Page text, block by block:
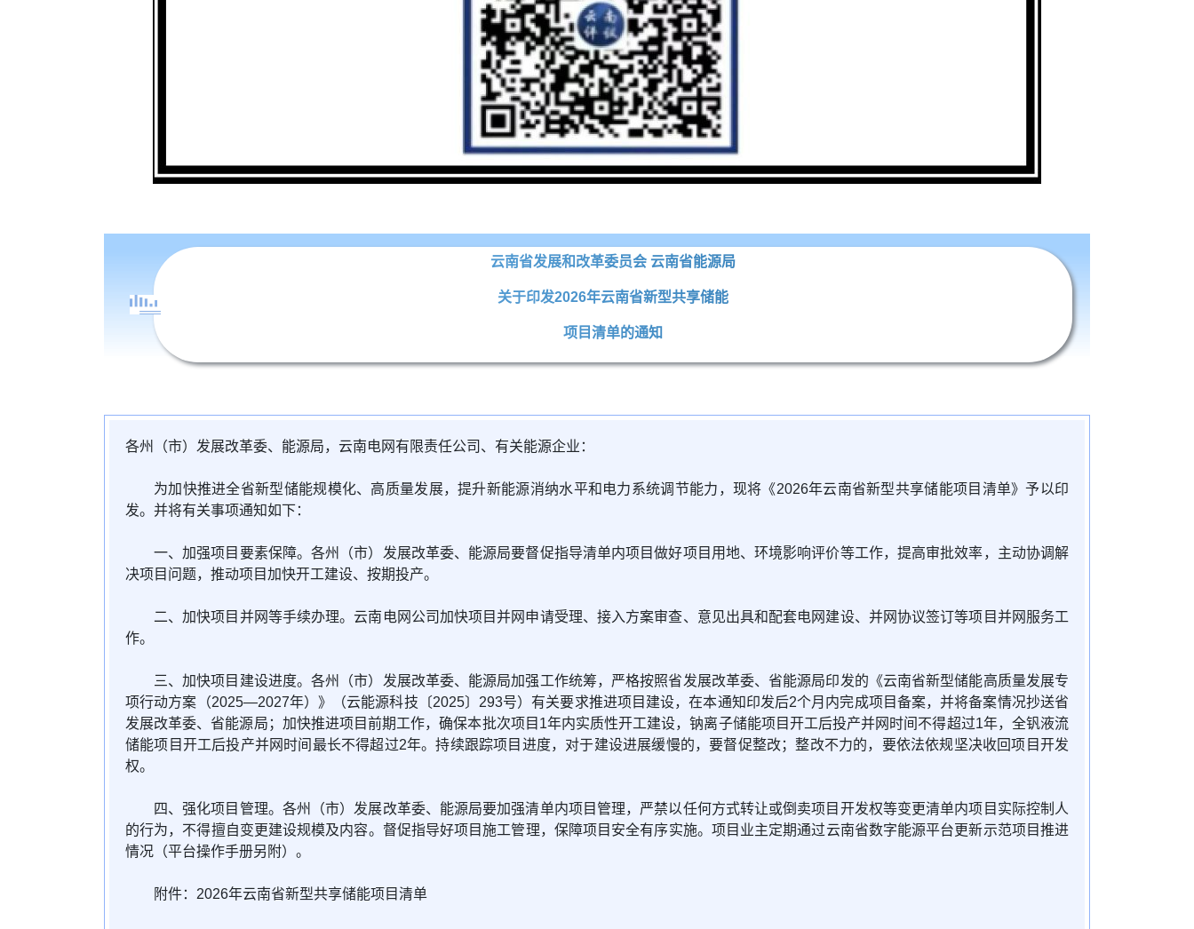
云南省发展和改革委员会 云南省能源局
关于印发2026年云南省新型共享储能
项目清单的通知
各州（市）发展改革委、能源局，云南电网有限责任公司、有关能源企业：
为加快推进全省新型储能规模化、高质量发展，提升新能源消纳水平和电力系统调节能力，现将《2026年云南省新型共享储能项目清单》予以印
发。并将有关事项通知如下：
一、加强项目要素保障。各州（市）发展改革委、能源局要督促指导清单内项目做好项目用地、环境影响评价等工作，提高审批效率，主动协调解
决项目问题，推动项目加快开工建设、按期投产。
二、加快项目并网等手续办理。云南电网公司加快项目并网申请受理、接入方案审查、意见出具和配套电网建设、并网协议签订等项目并网服务工
作。
三、加快项目建设进度。各州（市）发展改革委、能源局加强工作统筹，严格按照省发展改革委、省能源局印发的《云南省新型储能高质量发展专
项行动方案（2025—2027年）》（云能源科技〔2025〕293号）有关要求推进项目建设，在本通知印发后2个月内完成项目备案，并将备案情况抄送省
发展改革委、省能源局；加快推进项目前期工作，确保本批次项目1年内实质性开工建设，钠离子储能项目开工后投产并网时间不得超过1年，全钒液流
储能项目开工后投产并网时间最长不得超过2年。持续跟踪项目进度，对于建设进展缓慢的，要督促整改；整改不力的，要依法依规坚决收回项目开发
权。
四、强化项目管理。各州（市）发展改革委、能源局要加强清单内项目管理，严禁以任何方式转让或倒卖项目开发权等变更清单内项目实际控制人
的行为，不得擅自变更建设规模及内容。督促指导好项目施工管理，保障项目安全有序实施。项目业主定期通过云南省数字能源平台更新示范项目推进
情况（平台操作手册另附）。
附件：2026年云南省新型共享储能项目清单